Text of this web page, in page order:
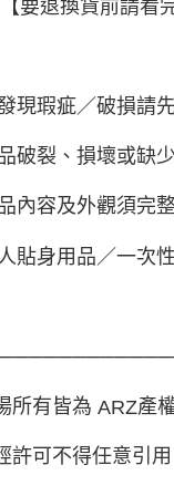
要退換貨前請看
現瑕疵／破損請
破裂、損壞或缺
內容及外觀須完
貼身用品／一次
所有皆為 ARZ產
許可不得任意引